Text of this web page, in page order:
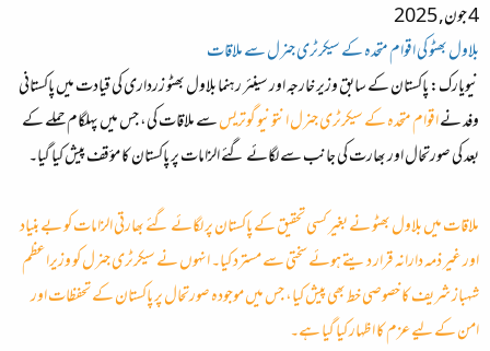
4 جون, 2025
بلاول بھٹو کی اقوام متحدہ کے سیکرٹری جنرل سے ملاقات
نیویارک: پاکستان کے سابق وزیر خارجہ اور سینئر رہنما بلاول بھٹو زرداری کی قیادت میں پاکستانی
وفد نےاقوام متحدہ کے سیکرٹری جنرل انتونیو گوتریسسے ملاقات کی، جس میں پہلگام حملے کے
بعد کی صورتحال اور بھارت کی جانب سے لگائے گئے الزامات پر پاکستان کا مؤقف پیش کیا گیا۔
ملاقات میں بلاول بھٹو نے بغیر کسی تحقیق کے پاکستان پر لگائے گئے بھارتی الزامات کو بے بنیاد
اور غیر ذمہ دارانہ قرار دیتے ہوئے سختی سے مسترد کیا۔ انہوں نے سیکرٹری جنرل کو وزیراعظم
شہباز شریف کا خصوصی خط بھی پیش کیا، جس میں موجودہ صورتحال پر پاکستان کے تحفظات اور
امن کے لیے عزم کا اظہار کیا گیا ہے۔